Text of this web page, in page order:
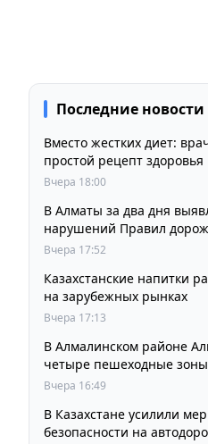
Последние новости
Вместо жестких диет:
Вчера 18:00
В Алматы за два дня
нарушений Правил
Вчера 17:52
Казахстанские напитки
на зарубежных рынках
Вчера 17:13
В Алмалинском районе
четыре пешеходные
Вчера 16:49
В Казахстане усилили
безопасности на